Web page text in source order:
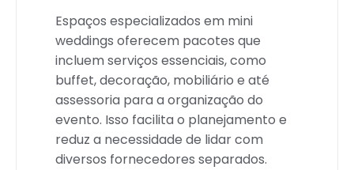
Espaços especializados em mini
weddings oferecem pacotes que
incluem serviços essenciais, como
buffet, decoração, mobiliário e até
assessoria para a organização do
evento. Isso facilita o planejamento e
reduz a necessidade de lidar com
diversos fornecedores separados.